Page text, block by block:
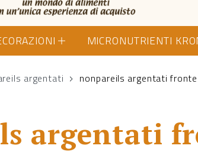
Shop
MICRONUTRIENTI
argentati nonpareils argentati fronte
argentati